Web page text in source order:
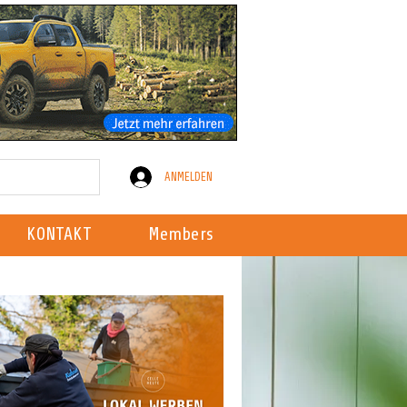
ANMELDEN
KONTAKT Members